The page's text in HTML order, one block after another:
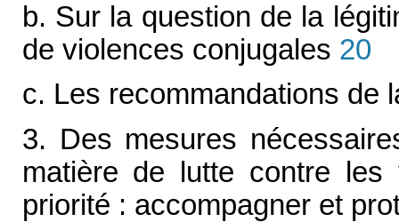
b. Sur la question de la
de violences conjugales 20
c. Les recommandations de
3. Des mesures
matière de lutte contre les
priorité : accompagner et